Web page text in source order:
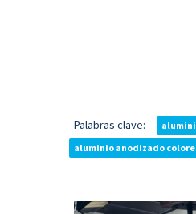
Palabras clave:
aluminio anodizado